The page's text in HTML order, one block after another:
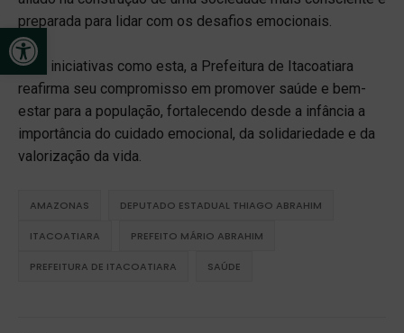
Open toolbar
preparada para lidar com os desafios emocionais.
Com iniciativas como esta, a Prefeitura de Itacoatiara
reafirma seu compromisso em promover saúde e bem-
estar para a população, fortalecendo desde a infância a
importância do cuidado emocional, da solidariedade e da
valorização da vida.
AMAZONAS DEPUTADO ESTADUAL THIAGO ABRAHIM
ITACOATIARA PREFEITO MÁRIO ABRAHIM
PREFEITURA DE ITACOATIARA SAÚDE